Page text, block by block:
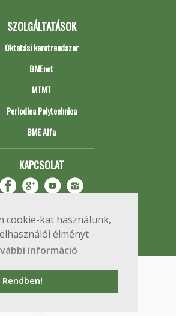
cookie-kat használunk,
élményt
információ
Rendben!
SZOLGÁLTATÁSOK
Oktatási keretrendszer
BMEnet
MTMT
Periodica Polytechnica
BME Alfa
KAPCSOLAT
© 2020 BME Építőmérnöki Kar
Budapest, Műegyetem rkp. 3.